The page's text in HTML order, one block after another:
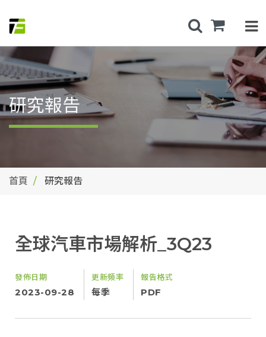
研究報告
首頁 研究報告
全球汽車市場解析_3Q23
發佈日期
2023-09-28
更新頻率
每季
報告格式
PDF